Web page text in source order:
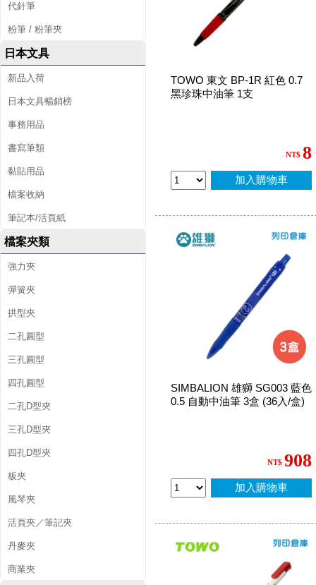
代針筆
粉筆 / 粉筆夾
日本文具
新品入荷
日本文具暢銷榜
事務用品
書寫筆類
黏貼用品
檔案收納
筆記本/活頁紙
檔案夾類
強力夾
彈簧夾
拱型夾
二孔圓型
三孔圓型
四孔圓型
二孔D型夾
三孔D型夾
四孔D型夾
板夾
風琴夾
活頁夾／筆記夾
丹麥夾
商業夾
TOWO 東文 BP-1R 紅色 0.7
黑珍珠中油筆 1支
NT$ 8
加入購物車
SIMBALION 雄獅 SG003 藍色
0.5 自動中油筆 3盒 (36入/盒)
NT$ 908
加入購物車